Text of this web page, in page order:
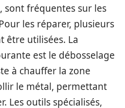
sont fréquentes sur les
les réparer, plusieurs
être utilisées. La
est le débosselage
à chauffer la zone
le métal, permettant
Les outils spécialisés,